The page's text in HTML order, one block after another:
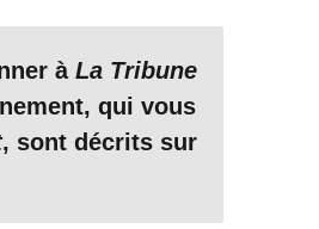
articles que les
et entrées
économique et
à La Tribune
qui vous
, sont décrits sur